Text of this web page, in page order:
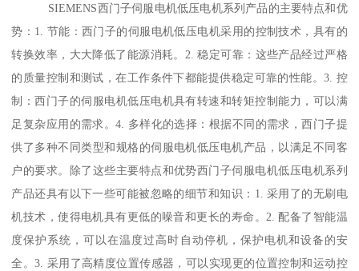
SIEMENS西门子伺服电机低压电机系列产品的主要特点和优
势：1. 节能：西门子的伺服电机低压电机采用的控制技术，具有的
转换效率，大大降低了能源消耗。2. 稳定可靠：这些产品经过严格
的质量控制和测试，在工作条件下都能提供稳定可靠的性能。3. 控
制：西门子的伺服电机低压电机具有转速和转矩控制能力，可以满
足复杂应用的需求。4. 多样化的选择：根据不同的需求，西门子提
供了多种不同类型和规格的伺服电机低压电机产品，以满足不同客
户的要求。除了这些主要特点和优势西门子伺服电机低压电机系列
产品还具有以下一些可能被忽略的细节和知识：1. 采用了的无刷电
机技术，使得电机具有更低的噪音和更长的寿命。2. 配备了智能温
度保护系统，可以在温度过高时自动停机，保护电机和设备的安
全。3. 采用了高精度位置传感器，可以实现更的位置控制和运动控